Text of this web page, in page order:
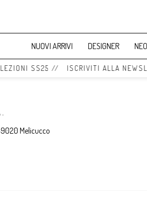
NUOVI ARRIVI DESIGNER
SS25 // ISCRIVITI ALLA
.
Melicucco